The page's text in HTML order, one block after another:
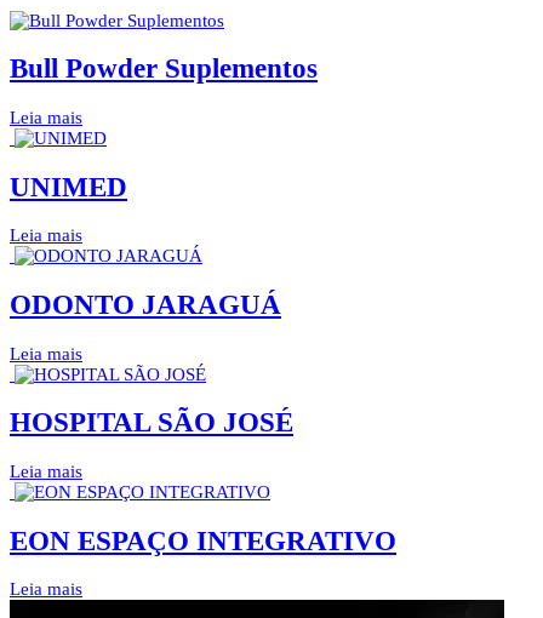
Bull Powder Suplementos
Leia mais
UNIMED
Leia mais
ODONTO JARAGUÁ
Leia mais
HOSPITAL SÃO JOSÉ
Leia mais
EON ESPAÇO INTEGRATIVO
Leia mais